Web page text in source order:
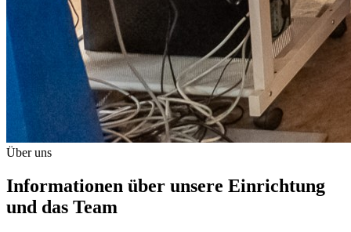
Über uns
Informationen über unsere Einrichtung
und das Team